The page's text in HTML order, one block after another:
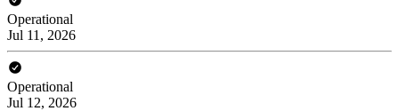
Operational
Jul 11, 2026
Operational
Jul 12, 2026